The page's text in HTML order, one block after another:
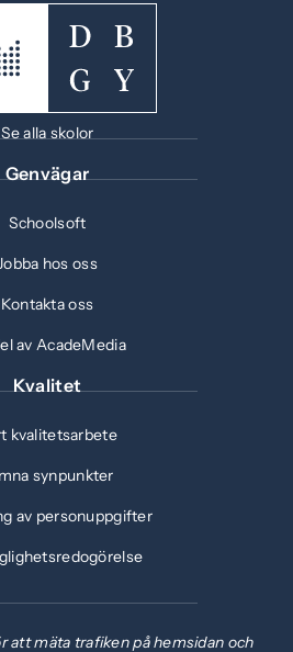
Se alla skolor
Genvägar
Schoolsoft
Jobba hos oss
Kontakta oss
av AcadeMedia
Kvalitet
kvalitetsarbete
synpunkter
av personuppgifter
att mäta trafiken på hemsidan och